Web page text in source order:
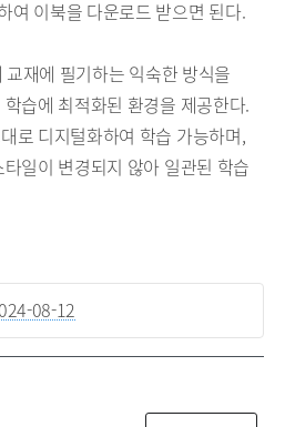
여 이북을 다운로드 받으면 된다.
교재에 필기하는 익숙한 방식을
습에 최적화된 환경을 제공한다.
로 디지털화하여 학습 가능하며,
일이 변경되지 않아 일관된 학습
08-12